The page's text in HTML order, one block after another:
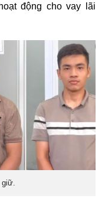
động cho vay lãi
giữ.